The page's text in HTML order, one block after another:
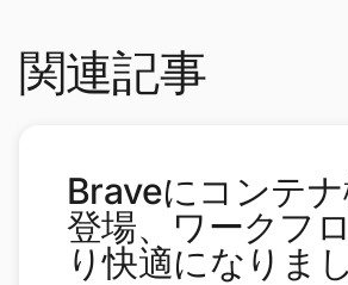
関連記事
Braveにコンテ
登場、ワークフ
り快適になりま